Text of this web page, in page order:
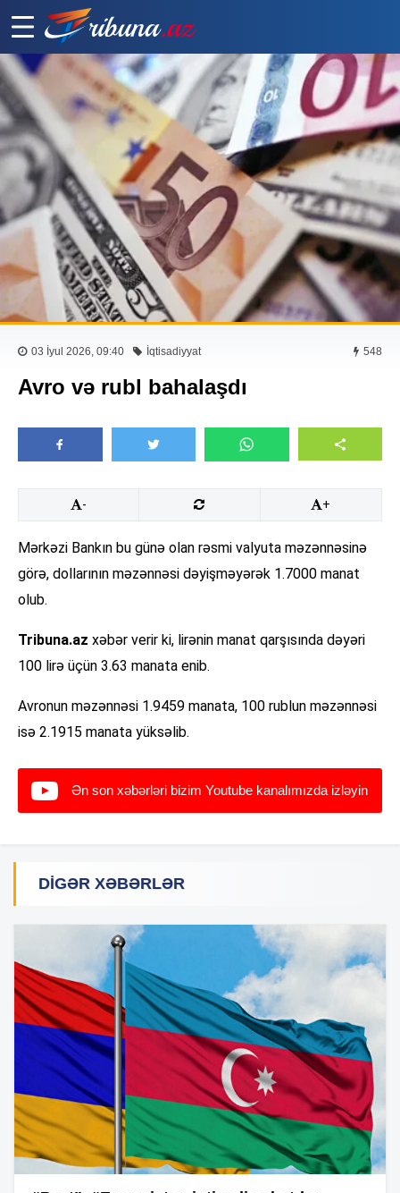
03 İyul 2026, 09:40 İqtisadiyyat 548
Avro və rubl bahalaşdı
- +
Mərkəzi Bankın bu günə olan rəsmi valyuta məzənnəsinə
görə, dollarının məzənnəsi dəyişməyərək 1.7000 manat
olub.
Tribuna.az xəbər verir ki, lirənin manat qarşısında dəyəri
100 lirə üçün 3.63 manata enib.
Avronun məzənnəsi 1.9459 manata, 100 rublun məzənnəsi
isə 2.1915 manata yüksəlib.
Ən son xəbərləri bizim Youtube kanalımızda izləyin
DIGƏR XƏBƏRLƏR